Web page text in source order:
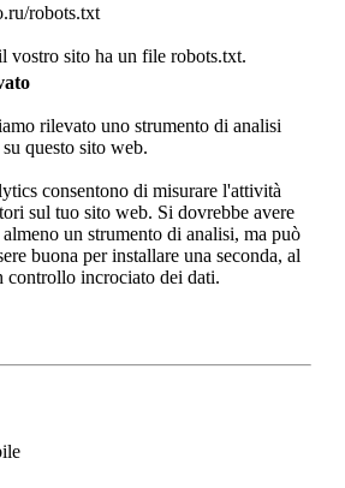
robots.txt
vostro sito ha un file robots.txt.
rilevato uno strumento di analisi
questo sito web.
consentono di misurare l'attività
sul tuo sito web. Si dovrebbe avere
un strumento di analisi, ma può
buona per installare una seconda, al
controllo incrociato dei dati.